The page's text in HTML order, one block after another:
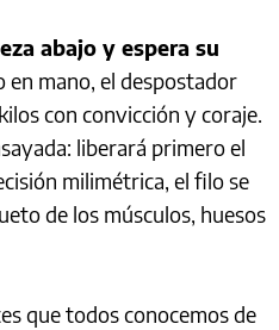
abajo y espera su
en mano, el despostador
con convicción y coraje.
liberará primero el
milimétrica, el filo se
de los músculos, huesos
que todos conocemos de